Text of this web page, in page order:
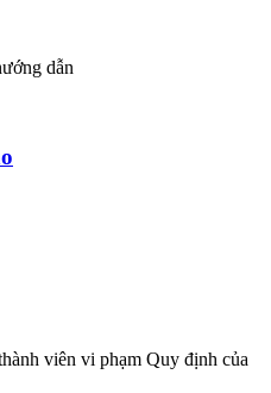
dẫn
viên vi phạm Quy định của